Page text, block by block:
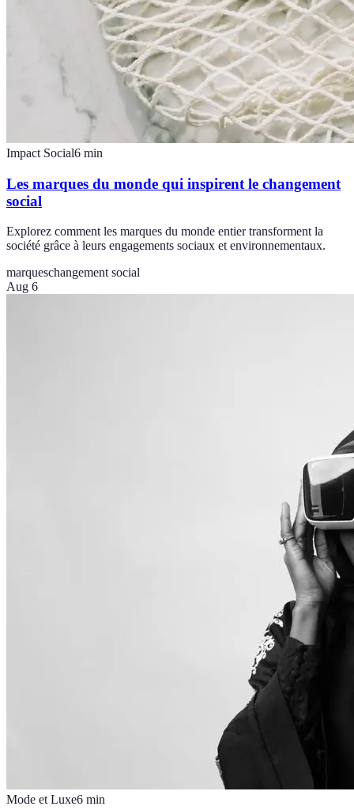
Impact Social6 min
Les marques du monde qui inspirent le changement
social
Explorez comment les marques du monde entier transforment la
société grâce à leurs engagements sociaux et environnementaux.
marqueschangement social
Aug 6
Mode et Luxe6 min